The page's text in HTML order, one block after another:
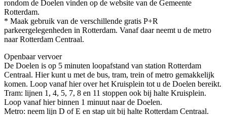
rondom de Doelen vinden op de website van de Gemeente
Rotterdam.
* Maak gebruik van de verschillende gratis P+R
parkeergelegenheden in Rotterdam. Vanaf daar neemt u de metro
naar Rotterdam Centraal.
Openbaar vervoer
De Doelen is op 5 minuten loopafstand van station Rotterdam
Centraal. Hier kunt u met de bus, tram, trein of metro gemakkelijk
komen. Loop vanaf hier over het Kruisplein tot u de Doelen bereikt.
Tram: lijnen 1, 4, 5, 7, 8 en 11 stoppen ook bij halte Kruisplein.
Loop vanaf hier binnen 1 minuut naar de Doelen.
Metro: neem lijn D of E en stap uit bij halte Rotterdam Centraal.